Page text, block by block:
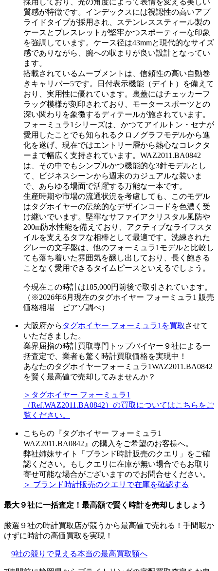
質感が特徴です。インデックスには視認性の高いアプ
ライドタイプが採用され、ステンレススティール製の
ケースとブレスレットが堅牢かつスポーティーな印象
を強調しています。ケース径は43mmと現代的なサイズ
感でありながら、腕への収まりが良い設計となってい
ます。
搭載されているムーブメントは、信頼性の高い自動巻
きキャリバー5です。日付表示機能（デイト）を備えて
おり、実用性に優れています。裏蓋にはチェッカーフ
ラッグ模様が刻印されており、モータースポーツとの
深い関わりを象徴するディテールが施されています。
フォーミュラ1シリーズは、かつてアイルトン・セナが
愛用したことでも知られるクロノグラフモデルから進
化を遂げ、現在ではエントリー層から熱心なコレクタ
ーまで幅広く支持されています。WAZ2011.BA0842
は、その中でもシンプルかつ機能的な3針モデルとし
て、ビジネスシーンから週末のカジュアルな装いま
で、あらゆる場面で活躍する万能な一本です。
生産時期や市場の流通状況を考慮しても、このモデル
はタグホイヤーの伝統的なデザインコードを色濃く受
け継いでいます。堅牢なサファイアクリスタル風防や
200m防水性能を備えており、アクティブなライフスタ
イルを支えるタフな相棒として最適です。洗練された
グレーの文字盤は、他のフォーミュラ1モデルと比較し
ても落ち着いた雰囲気を醸し出しており、長く飽きる
ことなく愛用できるタイムピースといえるでしょう。
今現在この時計は185,000円前後で取引されています。
（※2026年6月現在のタグホイヤー フォーミュラ1 販売
価格相場 ピアゾ調べ）
大阪府から タグホイヤー フォーミュラ1を買取 させて
いただきました。
業界屈指の時計買取専門トップバイヤー９社による一
括査定で、業者も驚く時計買取価格を実現中！
あなたのタグホイヤーフォーミュラ1WAZ2011.BA0842
を賢く最高値で売却してみませんか？
＞タグホイヤー フォーミュラ1
（Ref.WAZ2011.BA0842）の買取についてはこちらをご
覧ください。
こちらの『タグホイヤー フォーミュラ1
WAZ2011.BA0842』の購入をご希望のお客様へ。
弊社姉妹サイト「ブランド時計販売のクエリ」をご確
認ください。もしクエリに在庫が無い場合でもお取り
寄せ可能な場合がございますのでお問合せください。
＞ ブランド時計販売のクエリで在庫を確認する
最大９社に一括査定！ 最高額で賢く時計を売却しましょう
厳選９社の時計買取店が競うから最高値で売れる！手間暇か
けずに時計の高価買取を実現！
9社の競りで見える本当の最高買取額へ